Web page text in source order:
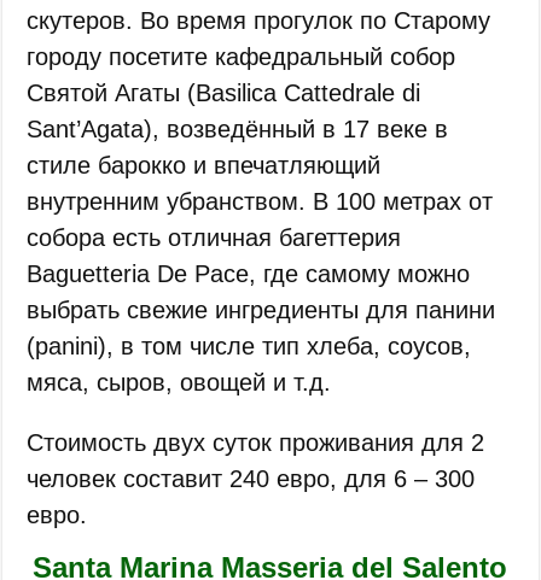
скутеров. Во время прогулок по Старому
городу посетите кафедральный собор
Святой Агаты (Basilica Cattedrale di
Sant’Agata), возведённый в 17 веке в
стиле барокко и впечатляющий
внутренним убранством. В 100 метрах от
собора есть отличная багеттерия
Baguetteria De Pace, где самому можно
выбрать свежие ингредиенты для панини
(panini), в том числе тип хлеба, соусов,
мяса, сыров, овощей и т.д.
Стоимость двух суток проживания для 2
человек составит 240 евро, для 6 ‒ 300
евро.
Santa Marina Masseria del Salento